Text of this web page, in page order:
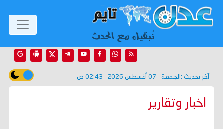
آخر تحديث : الجمعة - 07 أغسطس 2026 - 02:43 ص
اخبار وتقارير